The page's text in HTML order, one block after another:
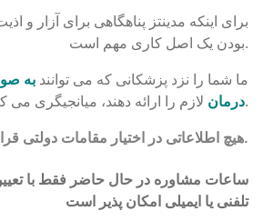
برای اینکه مدینتز پناهگاهی برای آزار و
بودن یک اصل کاری مهم است.
ما شما را نزد پزشکانی که می توانند به
درمانلازم را ارائه دهند، میانجیگری می کنیم.
🤫 هیچ اطلاعاتی در اختیار مقامات دولتی قرار نخواهد گرفت.
تلفنی یا ایمیلی امکان پذیر است